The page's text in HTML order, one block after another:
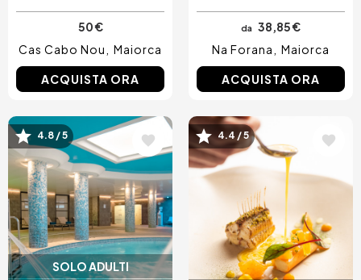
50 €
Cas Cabo Nou
Maiorca
ACQUISTA ORA
da 38,85 €
Na Forana
Maiorca
ACQUISTA ORA
SOLO ADULTI
Immagine
4.8 / 5 Immagine
4.4 / 5